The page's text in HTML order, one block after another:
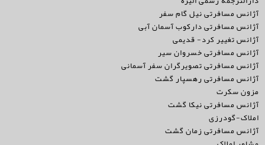
آژانس مسافرتی نیل گام سفر
آژانس مسافرتی دارکوب آسمان آبی
آژانس تغییر کرد- قدیمی
آژانس مسافرتی خسروان سیر
آژانس مسافرتی تصویرگران سفر آسمانی
آژانس مسافرتی رهسپار گشت
مزون سکرت
آژانس مسافرتی نیکا گشت
املاک-گودرزی
آژانس مسافرتی زمان گشت